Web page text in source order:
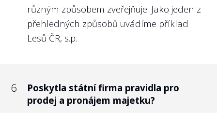
projektu Transparentní Česko.
Vedle toho je zde však na místě i
soukromoprávní úprava
§ 121o odst. 4
zákona č. 256/2004 Sb. o podnikání na
společnosti každoročně zveřejňují Zprávu o
odměňování managementu i kontrolního
různým způsobem zveřejňuje. Jako jeden z
přehledných způsobů uvádíme příklad
Lesů ČR, s.p.
6
Poskytla státní firma pravidla pro
prodej a pronájem majetku?